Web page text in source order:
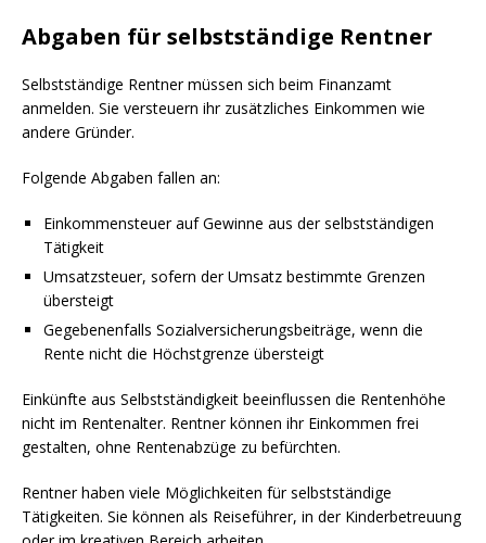
Abgaben für selbstständige Rentner
Selbstständige Rentner müssen sich beim Finanzamt
anmelden. Sie versteuern ihr zusätzliches Einkommen wie
andere Gründer.
Folgende Abgaben fallen an:
Einkommensteuer auf Gewinne aus der selbstständigen
Tätigkeit
Umsatzsteuer, sofern der Umsatz bestimmte Grenzen
übersteigt
Gegebenenfalls Sozialversicherungsbeiträge, wenn die
Rente nicht die Höchstgrenze übersteigt
Einkünfte aus Selbstständigkeit beeinflussen die Rentenhöhe
nicht im Rentenalter. Rentner können ihr Einkommen frei
gestalten, ohne Rentenabzüge zu befürchten.
Rentner haben viele Möglichkeiten für selbstständige
Tätigkeiten. Sie können als Reiseführer, in der Kinderbetreuung